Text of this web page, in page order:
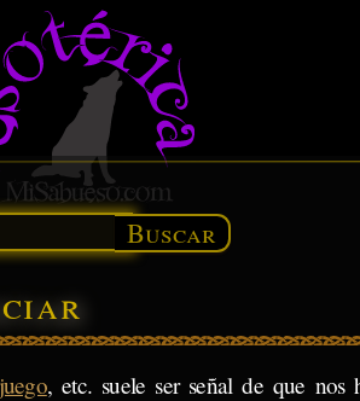
Buscar
juego, etc. suele ser señal de que nos